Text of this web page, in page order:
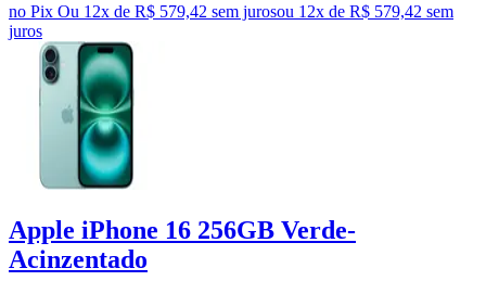
no Pix Ou 12x de R$ 579,42 sem jurosou 12x de R$ 579,42 sem
juros
Apple iPhone 16 256GB Verde-
Acinzentado